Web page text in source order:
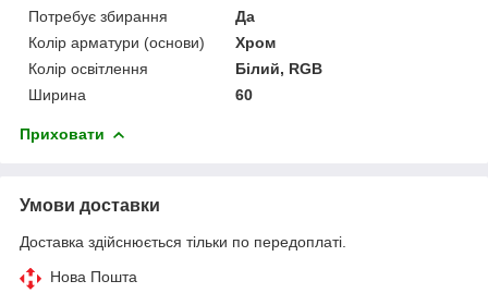
Потребує збирання
Да
Колір арматури (основи)
Хром
Колір освітлення
Білий, RGB
Ширина
60
Приховати
Умови доставки
Доставка здійснюється тільки по передоплаті.
Нова Пошта